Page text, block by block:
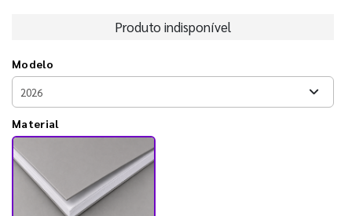
Produto indisponível
Modelo
Material